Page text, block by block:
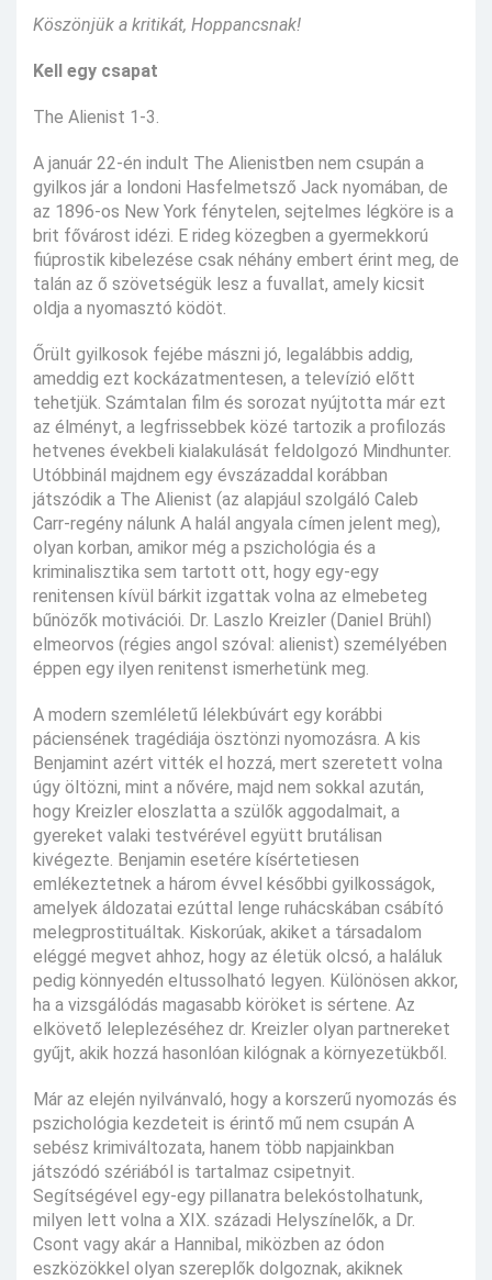
Köszönjük a kritikát, Hoppancsnak!
Kell egy csapat
The Alienist 1-3.
A január 22-én indult The Alienistben nem csupán a
gyilkos jár a londoni Hasfelmetsző Jack nyomában, de
az 1896-os New York fénytelen, sejtelmes légköre is a
brit fővárost idézi. E rideg közegben a gyermekkorú
fiúprostik kibelezése csak néhány embert érint meg, de
talán az ő szövetségük lesz a fuvallat, amely kicsit
oldja a nyomasztó ködöt.
Őrült gyilkosok fejébe mászni jó, legalábbis addig,
ameddig ezt kockázatmentesen, a televízió előtt
tehetjük. Számtalan film és sorozat nyújtotta már ezt
az élményt, a legfrissebbek közé tartozik a profilozás
hetvenes évekbeli kialakulását feldolgozó Mindhunter.
Utóbbinál majdnem egy évszázaddal korábban
játszódik a The Alienist (az alapjául szolgáló Caleb
Carr-regény nálunk A halál angyala címen jelent meg),
olyan korban, amikor még a pszichológia és a
kriminalisztika sem tartott ott, hogy egy-egy
renitensen kívül bárkit izgattak volna az elmebeteg
bűnözők motivációi. Dr. Laszlo Kreizler (Daniel Brühl)
elmeorvos (régies angol szóval: alienist) személyében
éppen egy ilyen renitenst ismerhetünk meg.
A modern szemléletű lélekbúvárt egy korábbi
páciensének tragédiája ösztönzi nyomozásra. A kis
Benjamint azért vitték el hozzá, mert szeretett volna
úgy öltözni, mint a nővére, majd nem sokkal azután,
hogy Kreizler eloszlatta a szülők aggodalmait, a
gyereket valaki testvérével együtt brutálisan
kivégezte. Benjamin esetére kísértetiesen
emlékeztetnek a három évvel későbbi gyilkosságok,
amelyek áldozatai ezúttal lenge ruhácskában csábító
melegprostituáltak. Kiskorúak, akiket a társadalom
eléggé megvet ahhoz, hogy az életük olcsó, a haláluk
pedig könnyedén eltussolható legyen. Különösen akkor,
ha a vizsgálódás magasabb köröket is sértene. Az
elkövető leleplezéséhez dr. Kreizler olyan partnereket
gyűjt, akik hozzá hasonlóan kilógnak a környezetükből.
Már az elején nyilvánvaló, hogy a korszerű nyomozás és
pszichológia kezdeteit is érintő mű nem csupán A
sebész krimiváltozata, hanem több napjainkban
játszódó szériából is tartalmaz csipetnyit.
Segítségével egy-egy pillanatra belekóstolhatunk,
milyen lett volna a XIX. századi Helyszínelők, a Dr.
Csont vagy akár a Hannibal, miközben az ódon
eszközökkel olyan szereplők dolgoznak, akiknek